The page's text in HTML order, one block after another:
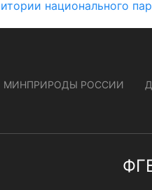
национального
МИНПРИРОДЫ РОССИИ